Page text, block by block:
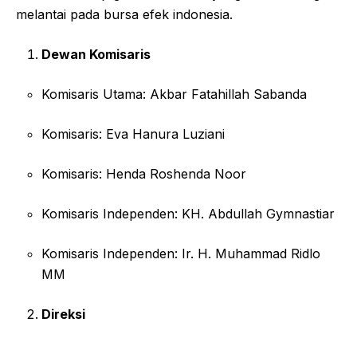
melantai pada bursa efek indonesia.
Dewan Komisaris
Komisaris Utama: Akbar Fatahillah Sabanda
Komisaris: Eva Hanura Luziani
Komisaris: Henda Roshenda Noor
Komisaris Independen: KH. Abdullah Gymnastiar
Komisaris Independen: Ir. H. Muhammad Ridlo
MM
Direksi